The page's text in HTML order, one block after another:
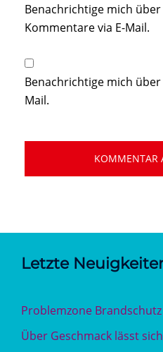
Benachrichtige mich
Kommentare via E-Mail.
Benachrichtige mich
Mail.
Letzte
Problemzone Brandschutz
Über Geschmack lässt